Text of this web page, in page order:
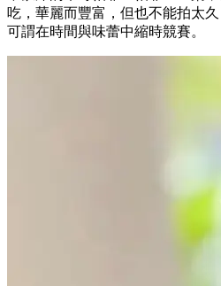
吃，華麗而豐富，但也不能拍太
可謂在時間與味蕾中縮時競賽。